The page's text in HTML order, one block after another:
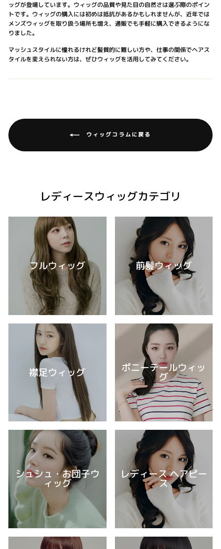
ッグが登場しています。ウィッグの品質や見た目の自然さは選ぶ際のポイン
トです。ウィッグの購入には初めは抵抗があるかもしれませんが、近年では
メンズウィッグを取り扱う場所も増え、通販でも手軽に購入できるようにな
りました。
マッシュスタイルに憧れるけれど髪質的に難しい方や、仕事の関係でヘアス
タイルを変えられない方は、ぜひウィッグを活用してみてください。
ウィッグコラムに戻る
レディースウィッグカテゴリ
フルウィッグ 前髪ウィッグ
襟足ウィッグ ポニーテールウィッ
グ
シュシュ・お団子ウ
ィッグ
レディース ヘアピー
ス